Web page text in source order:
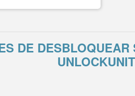
DE